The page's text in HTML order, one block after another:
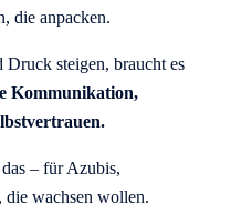
die anpacken.
steigen, braucht es
Kommunikation,
– für Azubis,
wachsen wollen.